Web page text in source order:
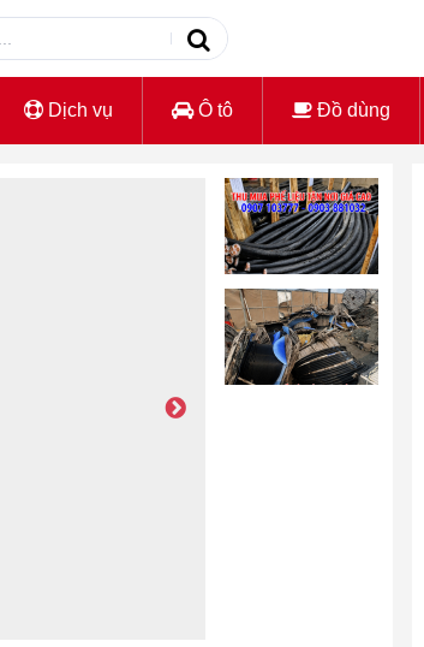
Dịch vụ Ô tô Đồ dùng